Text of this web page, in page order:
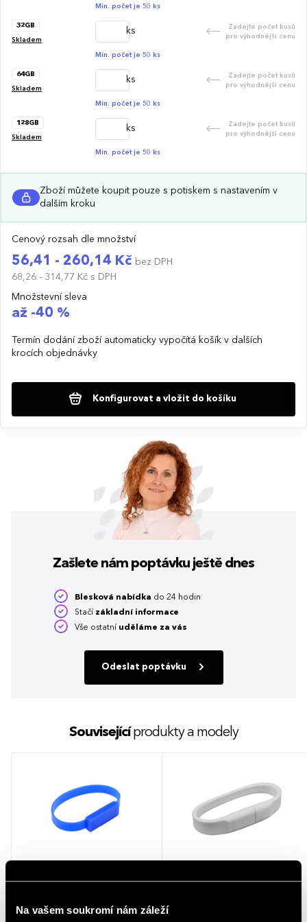
Na vašem soukromí nám záleží
Min. počet je 50 ks
32GB
Skladem
ks
Zadejte počet kusů
pro výhodnější cenu
Min. počet je 50 ks
64GB
Skladem
ks
Zadejte počet kusů
pro výhodnější cenu
Min. počet je 50 ks
128GB
Skladem
ks
Zadejte počet kusů
pro výhodnější cenu
Min. počet je 50 ks
Zboží můžete koupit pouze s potiskem s nastavením v
dalším kroku
Cenový rozsah dle množství
56,41 - 260,14 Kč bez DPH
68,26 - 314,77 Kč s DPH
Množstevní sleva
až -40 %
Termín dodání zboží automaticky vypočítá košík v dalších
krocích objednávky
Konfigurovat a vložit do košíku
Zašlete nám poptávku ještě dnes
Blesková nabídka do 24 hodin
Stačí základní informace
Vše ostatní uděláme za vás
Odeslat poptávku
Souvisejícíprodukty a modely
Náramkový USB flash disk LILLIAN
Náramkový USB flash disk